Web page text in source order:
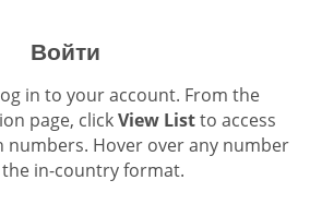
Войти
in to your account. From the
page, clickView Listto access
Hover over any number
in-country format.